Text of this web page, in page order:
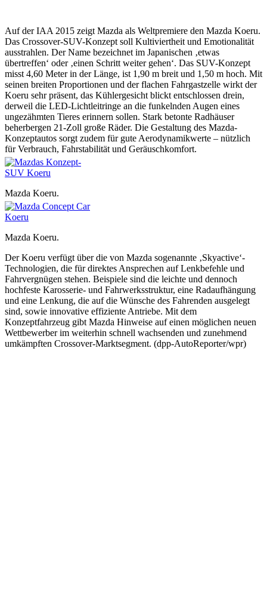
Auf der IAA 2015 zeigt Mazda als Weltpremiere den Mazda Koeru.
Das Crossover-SUV-Konzept soll Kultiviertheit und Emotionalität
ausstrahlen. Der Name bezeichnet im Japanischen ‚etwas
übertreffen‘ oder ‚einen Schritt weiter gehen‘. Das SUV-Konzept
misst 4,60 Meter in der Länge, ist 1,90 m breit und 1,50 m hoch. Mit
seinen breiten Proportionen und der flachen Fahrgastzelle wirkt der
Koeru sehr präsent, das Kühlergesicht blickt entschlossen drein,
derweil die LED-Lichtleitringe an die funkelnden Augen eines
ungezähmten Tieres erinnern sollen. Stark betonte Radhäuser
beherbergen 21-Zoll große Räder. Die Gestaltung des Mazda-
Konzeptautos sorgt zudem für gute Aerodynamikwerte – nützlich
für Verbrauch, Fahrstabilität und Geräuschkomfort.
Mazda Koeru.
Mazda Koeru.
Der Koeru verfügt über die von Mazda sogenannte ‚Skyactive‘-
Technologien, die für direktes Ansprechen auf Lenkbefehle und
Fahrvergnügen stehen. Beispiele sind die leichte und dennoch
hochfeste Karosserie- und Fahrwerksstruktur, eine Radaufhängung
und eine Lenkung, die auf die Wünsche des Fahrenden ausgelegt
sind, sowie innovative effiziente Antriebe. Mit dem
Konzeptfahrzeug gibt Mazda Hinweise auf einen möglichen neuen
Wettbewerber im weiterhin schnell wachsenden und zunehmend
umkämpften Crossover-Marktsegment. (dpp-AutoReporter/wpr)